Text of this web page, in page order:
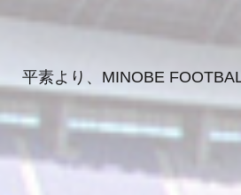
平素より、 MINOBE